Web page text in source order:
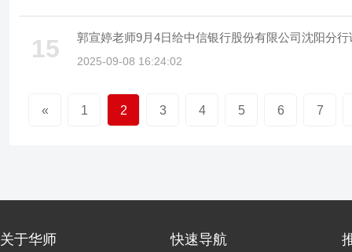
15 郭宣婷老师9月4日给中信银行股份有限公司沈阳分
2025-09-08 16:24:02
« 1 2 3 4 5 6 7
关于华师 快速导航